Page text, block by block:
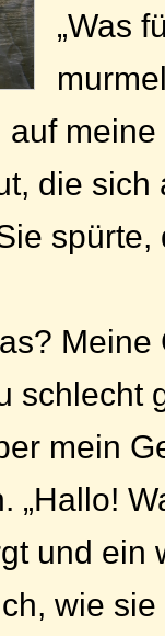
„Was
die sich
spürte,
schlecht
mein
„Hallo!
und ein
wie